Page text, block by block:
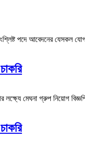
পদে আবেদনের যেসকল
মেঘনা গ্রুপ নিয়োগ